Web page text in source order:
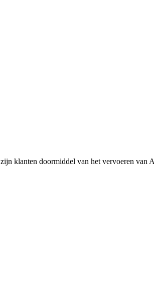
klanten doormiddel van het vervoeren